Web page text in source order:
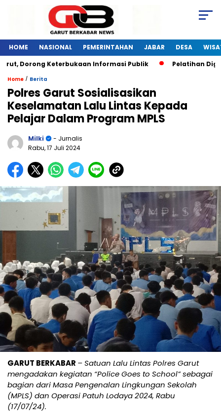
HOME NASIONAL PEMERINTAHAN JABAR DESA
Dorong Keterbukaan Informasi Publik
Pelatihan
Home / Berita
Polres Garut Sosialisasikan
Keselamatan Lalu Lintas Kepada
Pelajar Dalam Program MPLS
Milki
- Jurnalis
Rabu, 17 Juli 2024
GARUT BERKABAR – Satuan Lalu Lintas Polres Garut
mengadakan kegiatan “Police Goes to School” sebagai
bagian dari Masa Pengenalan Lingkungan Sekolah
(MPLS) dan Operasi Patuh Lodaya 2024, Rabu
(17/07/24).